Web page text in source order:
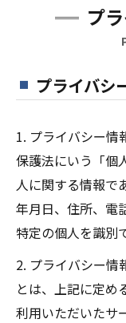
プ
プライバシ
1. プライバシー情
保護法にいう「個
人に関する情報で
年月日、住所、電
特定の個人を識別
2. プライバシー情
とは、上記に定め
利用いただいたサ